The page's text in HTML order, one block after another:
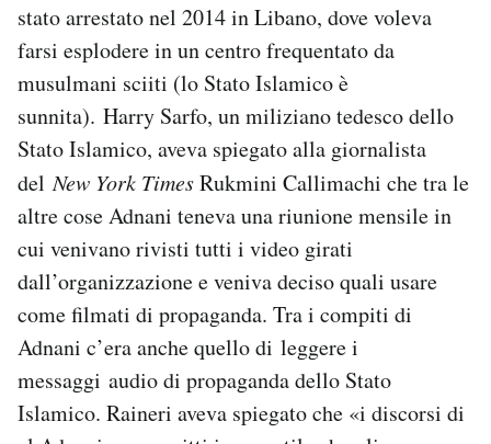
stato arrestato nel 2014 in Libano, dove voleva
farsi esplodere in un centro frequentato da
musulmani sciiti (lo Stato Islamico è
sunnita). Harry Sarfo, un miliziano tedesco dello
Stato Islamico, aveva spiegato alla giornalista
delNew York TimesRukmini Callimachi che tra le
altre cose Adnani teneva una riunione mensile in
cui venivano rivisti tutti i video girati
dall’organizzazione e veniva deciso quali usare
come filmati di propaganda. Tra i compiti di
Adnani c’era anche quello di leggere i
messaggi audio di propaganda dello Stato
Islamico. Raineri aveva spiegato che «i discorsi di